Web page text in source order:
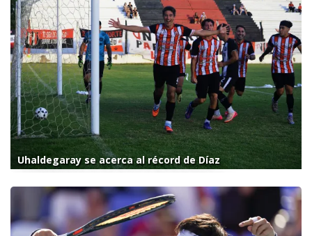
Uhaldegaray se acerca al récord de Díaz